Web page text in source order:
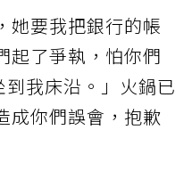
她要我把銀行的帳
起了爭執，怕你們
我床沿。」火鍋已
成你們誤會，抱歉